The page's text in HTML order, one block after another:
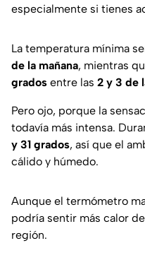
especialmente si tienes
La temperatura mínima
de la mañana, mientras
grados entre las 2 y 3 de
Pero ojo, porque la
todavía más intensa.
y 31 grados, así que el
cálido y húmedo.
Aunque el termómetro
podría sentir más calor
región.